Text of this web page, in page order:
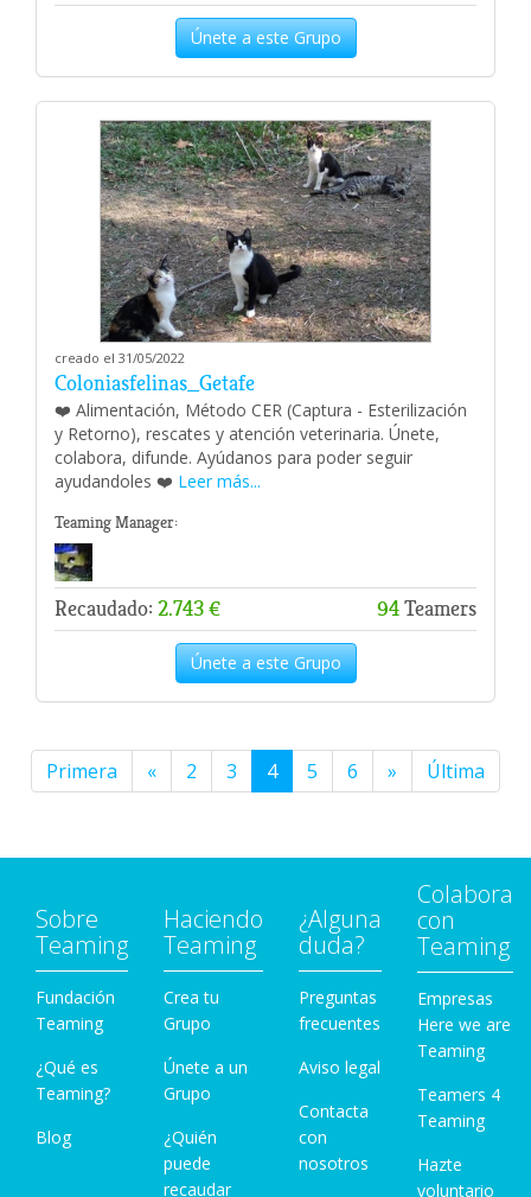
Únete a este Grupo
creado el 31/05/2022
Coloniasfelinas_Getafe
❤️ Alimentación, Método CER (Captura - Esterilización
y Retorno), rescates y atención veterinaria. Únete,
colabora, difunde. Ayúdanos para poder seguir
ayudandoles ❤️ Leer más...
Teaming Manager:
Recaudado: 2.743 € 94Teamers
Únete a este Grupo
Primera « 2 3 4 5 6 » Última
Sobre
Teaming
Fundación
Teaming
¿Qué es
Teaming?
Blog
Haciendo
Teaming
Crea tu
Grupo
Únete a un
Grupo
¿Quién
puede
recaudar
¿Alguna
duda?
Preguntas
frecuentes
Aviso legal
Contacta
con
nosotros
Colabora
con
Teaming
Empresas
Here we are
Teaming
Teamers 4
Teaming
Hazte
voluntario